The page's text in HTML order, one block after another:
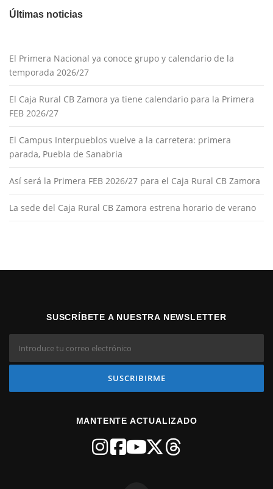
Últimas noticias
El Primera Nacional ya conoce grupo y calendario de la
temporada 2026/27
El Caja Rural CB Zamora ya tiene calendario para la Primera
FEB 2026/27
El Campus Interpueblos vuelve a la carretera: primera
parada, Puebla de Sanabria
Así será la Primera FEB 2026/27 para el Caja Rural CB Zamora
La sede del Caja Rural CB Zamora estrena horario de verano
SUSCRÍBETE A NUESTRA NEWSLETTER
MANTENTE ACTUALIZADO